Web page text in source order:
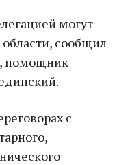
могут
области, сообщил
помощник
с